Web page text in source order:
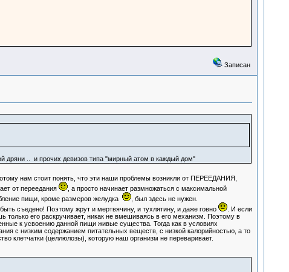
Записан
дряни .. и прочих девизов типа "мирный атом в каждый дом"
нам стоит понять, что эти наши проблемы возникли от ПЕРЕЕДАНИЯ,
от переедания
, а просто начинает размножаться с максимальной
пищи, кроме размеров желудка
, был здесь не нужен.
съедено! Поэтому жрут и мертвячину, и тухлятину, и даже говно
. И если
только его раскручивает, никак не вмешиваясь в его механизм. Поэтому в
к усвоению данной пищи живые существа. Тогда как в условиях
с низким содержанием питательных веществ, с низкой калорийностью, а то
клетчатки (целлюлозы), которую наш организм не переваривает.